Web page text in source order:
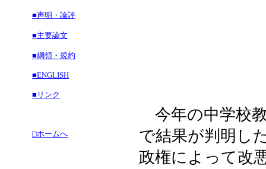
■声明・論評
■主要論文
■綱領・規約
■ENGLISH
■リンク
□ホームへ
今年の中学校
で結果が判明し
政権によって改